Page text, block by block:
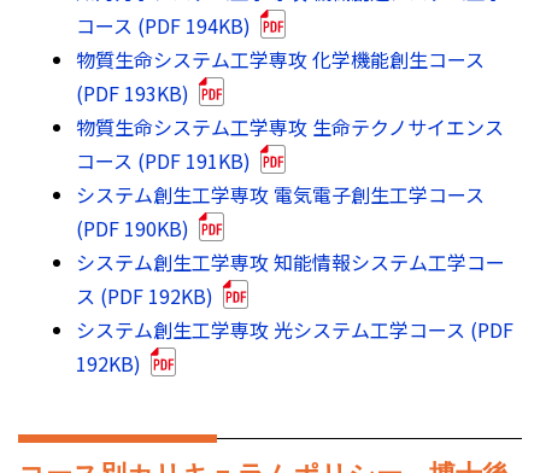
コース (PDF 194KB)
物質生命システム工学専攻 化学機能創生コース
(PDF 193KB)
物質生命システム工学専攻 生命テクノサイエンス
コース (PDF 191KB)
システム創生工学専攻 電気電子創生工学コース
(PDF 190KB)
システム創生工学専攻 知能情報システム工学コー
ス (PDF 192KB)
システム創生工学専攻 光システム工学コース (PDF
192KB)